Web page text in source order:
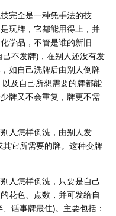
完全是一种凭手法的技
玩牌，它都能用得上，并
学品，不管是谁的新旧
不发牌)，在别人还没有发
如自己洗牌后由别人倒牌
及自己所想需要的牌都能
牌又不会重复，牌更不需
人怎样倒洗，由别人发
它所需要的牌。这种变牌
人怎样倒洗，只要是自己
花色、点数，并可发给自
话事牌最佳)。主要包括：